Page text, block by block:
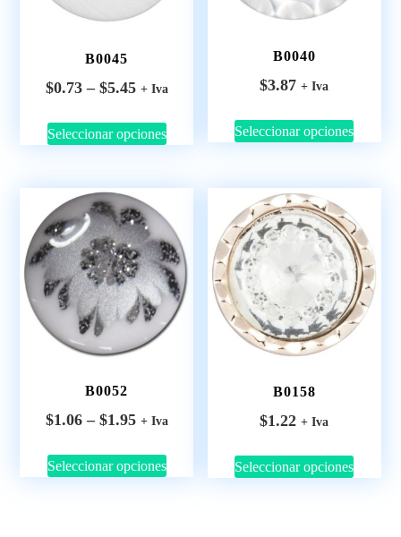
B0045
$0.73 – $5.45 + Iva
Seleccionar opciones
B0040
$3.87 + Iva
Seleccionar opciones
B0052
$1.06 – $1.95 + Iva
Seleccionar opciones
B0158
$1.22 + Iva
Seleccionar opciones